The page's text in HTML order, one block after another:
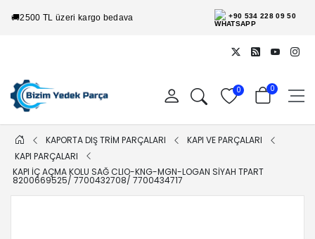
🚚2500 TL üzeri kargo bedava +90 534 228 09 50
0 0
KAPORTA DIŞ TRİM PARÇALARI
KAPI VE PARÇALARI
KAPI PARÇALARI
KAPI IÇ AÇMA KOLU SAĞ CLIO-KNG-MGN-LOGAN SIYAH TPART
8200669525/ 7700432708/ 7700434717